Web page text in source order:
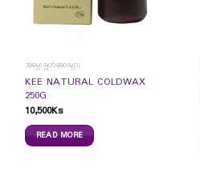
အမွှေးချွတ်ဆေးများ
KEE NATURAL COLDWAX
250G
10,500Ks
READ MORE